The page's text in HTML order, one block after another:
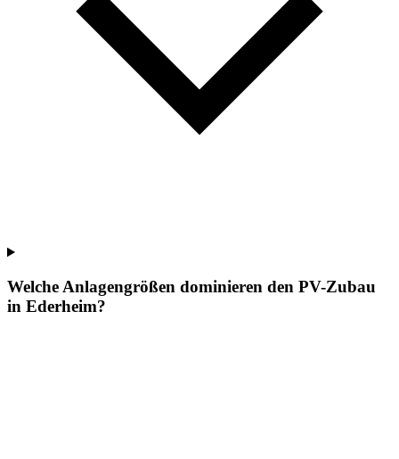
Welche Anlagengrößen dominieren den PV-Zubau
in Ederheim?